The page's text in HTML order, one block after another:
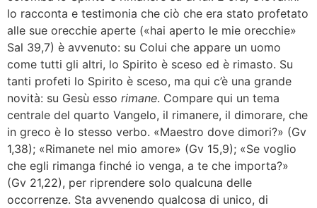
lo racconta e testimonia che ciò che era stato profetato
alle sue orecchie aperte («hai aperto le mie orecchie»
Sal 39,7) è avvenuto: su Colui che appare un uomo
come tutti gli altri, lo Spirito è sceso ed è rimasto. Su
tanti profeti lo Spirito è sceso, ma qui c’è una grande
novità: su Gesù esso rimane. Compare qui un tema
centrale del quarto Vangelo, il rimanere, il dimorare, che
in greco è lo stesso verbo. «Maestro dove dimori?» (Gv
1,38); «Rimanete nel mio amore» (Gv 15,9); «Se voglio
che egli rimanga finché io venga, a te che importa?»
(Gv 21,22), per riprendere solo qualcuna delle
occorrenze. Sta avvenendo qualcosa di unico, di